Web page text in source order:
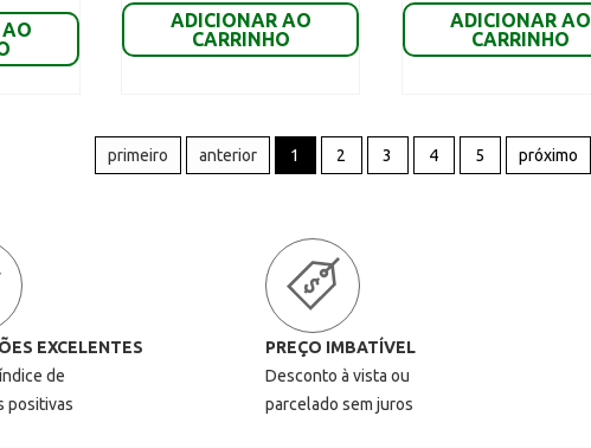
ADICIONAR AO
CARRINHO
ADICIONAR AO
CARRINHO
primeiro anterior 1 2 3 4 5 próximo
EXCELENTES
de
positivas
PREÇO IMBATÍVEL
Desconto à vista ou
parcelado sem juros